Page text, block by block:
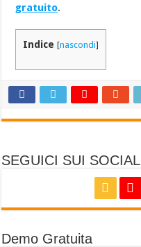
gratuito.
Indice [nascondi]
SEGUICI SUI SOCIAL
Demo Gratuita